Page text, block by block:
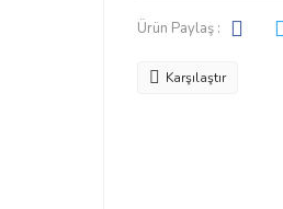
Ürün Paylaş :
Karşılaştır